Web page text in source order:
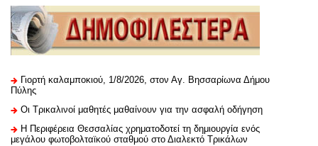
Γιορτή καλαμποκιού, 1/8/2026, στον Αγ. Βησσαρίωνα Δήμου
Πύλης
Οι Τρικαλινοί μαθητές μαθαίνουν για την ασφαλή οδήγηση
H Περιφέρεια Θεσσαλίας χρηματοδοτεί τη δημιουργία ενός
μεγάλου φωτοβολταϊκού σταθμού στο Διαλεκτό Τρικάλων